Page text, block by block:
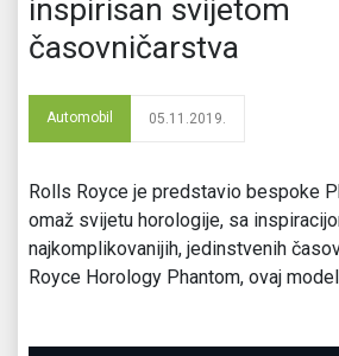
inspirisan svijetom
časovničarstva
Automobil 05.11.2019.
Rolls Royce je predstavio bespoke
omaž svijetu horologije, sa
najkomplikovanijih, jedinstvenih
Royce Horology Phantom, ovaj model